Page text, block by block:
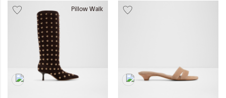
Pillow Walk